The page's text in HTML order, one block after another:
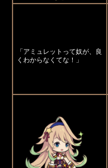
「アミュレットって奴が、良
くわからなくてな！」